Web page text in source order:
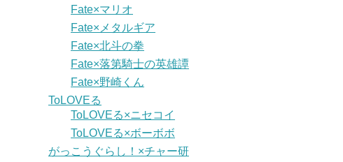
Fate×マリオ
Fate×メタルギア
Fate×北斗の拳
Fate×落第騎士の英雄譚
Fate×野崎くん
ToLOVEる
ToLOVEる×ニセコイ
ToLOVEる×ボーボボ
がっこうぐらし！×チャー研